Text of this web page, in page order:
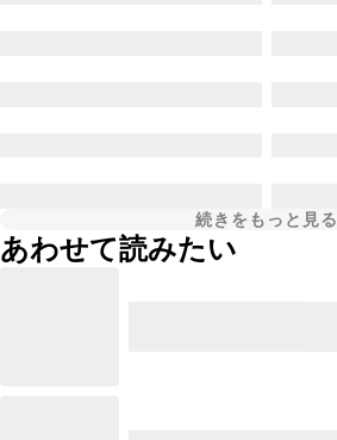
続きをもっと見る
あわせて読みたい